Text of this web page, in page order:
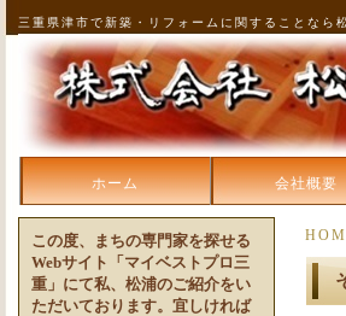
三重県津市で新築・リフォームに関することな
ホーム 会社概要
この度、まちの専門家を探せる
Webサイト「マイベストプロ三
重」にて私、松浦のご紹介をい
ただいております。宜しければ